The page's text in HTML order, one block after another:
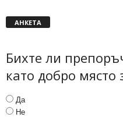
АНКЕТА
Бихте ли
като добро място
Да
Не